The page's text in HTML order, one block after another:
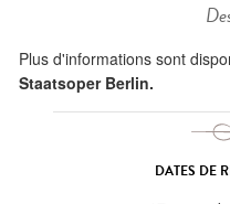
Plus d'informations sont
Staatsoper Berlin.
DATES DE